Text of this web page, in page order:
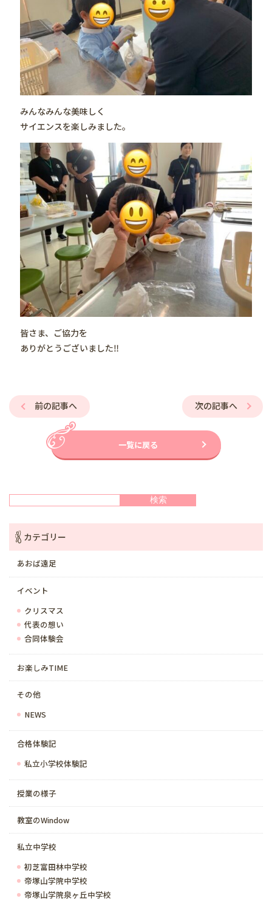
みんなみんな美味しく
サイエンスを楽しみました。
皆さま、ご協力を
ありがとうございました‼️
次の記事へ
前の記事へ
一覧に戻る
検索
カテゴリー
あおば遠足
イベント
クリスマス
代表の想い
合同体験会
お楽しみTIME
その他
NEWS
合格体験記
私立小学校体験記
授業の様子
教室のWindow
私立中学校
初芝富田林中学校
帝塚山学院中学校
帝塚山学院泉ヶ丘中学校